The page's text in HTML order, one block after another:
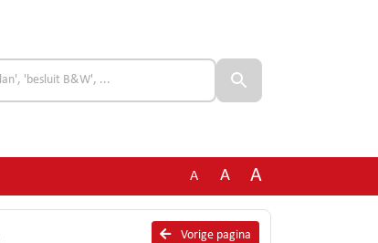
A A A
Vorige pagina